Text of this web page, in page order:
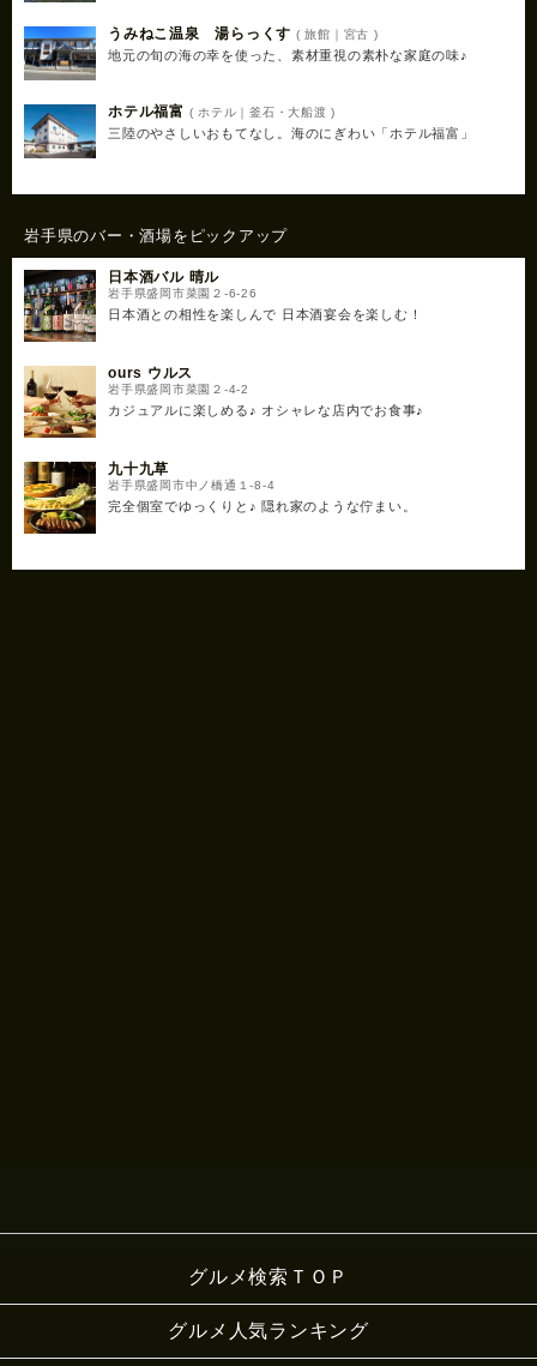
うみねこ温泉 湯らっくす ( 旅館｜宮古 )
地元の旬の海の幸を使った、素材重視の素朴な家庭の味♪
ホテル福富 ( ホテル｜釜石・大船渡 )
三陸のやさしいおもてなし。海のにぎわい「ホテル福富」
岩手県のバー・酒場をピックアップ
日本酒バル 晴ル
岩手県盛岡市菜園２-6-26
日本酒との相性を楽しんで 日本酒宴会を楽しむ！
ours ウルス
岩手県盛岡市菜園２-4-2
カジュアルに楽しめる♪ オシャレな店内でお食事♪
九十九草
岩手県盛岡市中ノ橋通１-8-4
完全個室でゆっくりと♪ 隠れ家のような佇まい。
グルメ検索ＴＯＰ
グルメ人気ランキング